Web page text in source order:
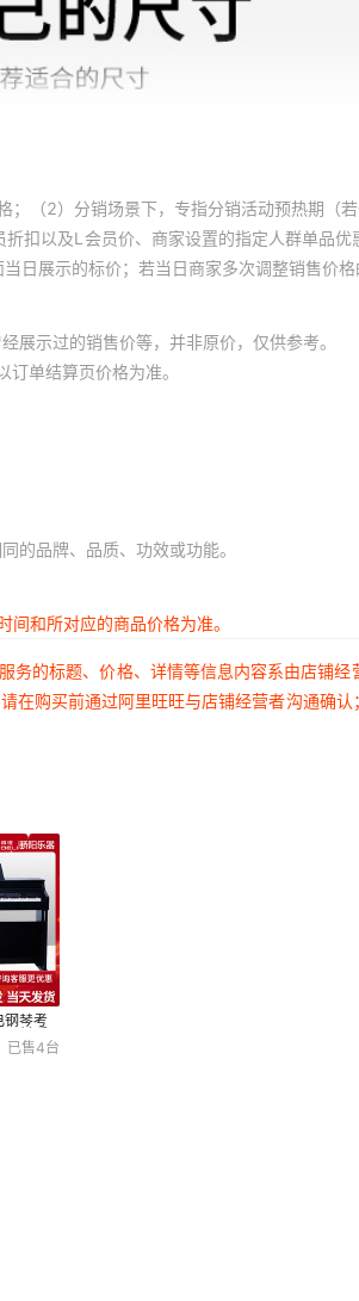
（2）分销场景下，专指分销活动预热期（
扣以及L会员价、商家设置的指定人群单品
展示的标价；若当日商家多次调整销售价格
展示过的销售价等，并非原价，仅供参考。
单结算页价格为准。
的品牌、品质、功效或功能。
和所对应的商品价格为准。
的标题、价格、详情等信息内容系由店铺
购买前通过阿里旺旺与店铺经营者沟通确
琴考
键重
已售4台